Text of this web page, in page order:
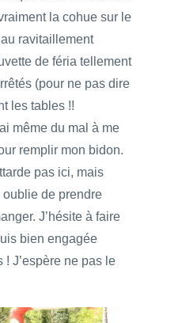
la cohue sur le
ravitaillement
de féria tellement
(pour ne pas dire
les tables !!
même du mal à me
remplir mon bidon.
pas ici, mais
oublie de prendre
J’hésite à faire
bien engagée
! J’espère ne pas le